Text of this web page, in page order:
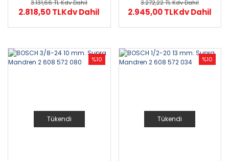
3.131,66 TLKdv Dahil
2.818,50 TLKdv Dahil
3.272,22 TLKdv Dahil
2.945,00 TLKdv Dahil
%10
Tükendi
%10
Tükendi